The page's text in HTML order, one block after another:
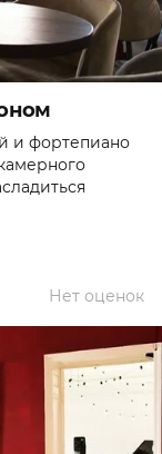
и фортепиано
Нет оценок